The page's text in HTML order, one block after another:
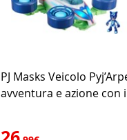
PJ Masks Veicolo
avventura e azione con